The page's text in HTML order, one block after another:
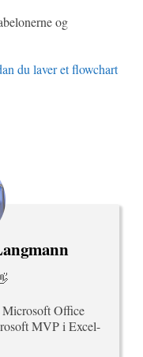
og
du laver et flowchart
Microsoft Office
MVP i Excel-